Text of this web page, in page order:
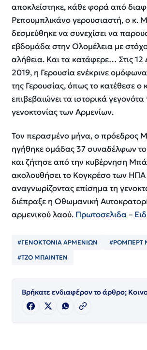
αποκλείστηκε, κάθε φορά από
Ρεπουμπλικάνο γερουσιαστή, ο κ.
δεσμεύθηκε να συνεχίσει να
εβδομάδα στην Ολομέλεια με
αλήθεια. Και τα κατάφερε… Στις 12
2019, η Γερουσία ενέκρινε
της Γερουσίας, όπως το κατέθεσε ο
επιβεβαιώνει τα ιστορικά γεγονότα
γενοκτονίας των Αρμενίων.
Τον περασμένο μήνα, ο πρόεδρος
ηγήθηκε ομάδας 37 συναδέλφων
και ζήτησε από την κυβέρνηση
ακολουθήσει το Κογκρέσο των ΗΠΑ
αναγνωρίζοντας επίσημα τη
διέπραξε η Οθωμανική
αρμενικού λαού. Πρωτοσελιδα–
#ΓΕΝΟΚΤΟΝΙΑ ΑΡΜΕΝΙΩΝ #ΡΟΜΠΕΡΤ
#ΤΖΟ ΜΠΑΙΝΤΕΝ
Βρήκατε ενδιαφέρον το άρθρο;